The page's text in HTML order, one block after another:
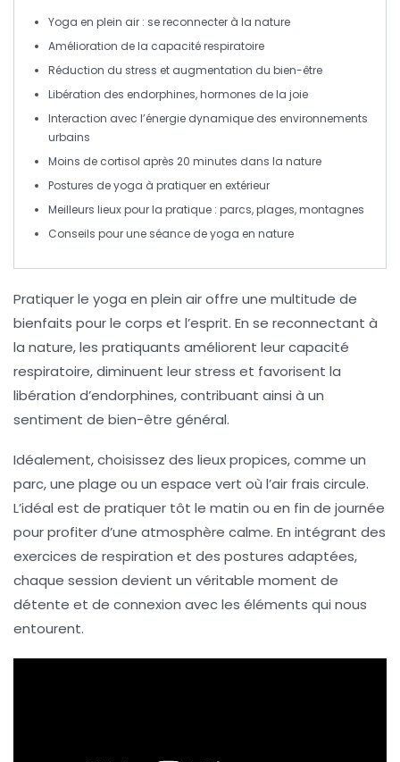
Yoga en plein air : se reconnecter à la nature
Amélioration de la capacité respiratoire
Réduction du stress et augmentation du bien-être
Libération des endorphines, hormones de la joie
Interaction avec l’énergie dynamique des environnements
urbains
Moins de cortisol après 20 minutes dans la nature
Postures de yoga à pratiquer en extérieur
Meilleurs lieuxpour la pratique : parcs, plages, montagnes
Conseils pour une séance de yoga en nature
Pratiquer le yoga en plein airoffre une multitude de
bienfaits pour le corps et l’esprit. En se reconnectant à
la nature, les pratiquants améliorent leurcapacité
respiratoire, diminuent leur stress et favorisent la
libération d’endorphines, contribuant ainsi à un
sentiment de bien-être général.
Idéalement, choisissez des lieux propices, comme un
parc, une plage ou un espace vert où l’air frais circule.
L’idéal est de pratiquer tôt le matin ou en fin de journée
pour profiter d’une atmosphère calme. En intégrant des
exercices de respiration et des postures adaptées,
chaque session devient un véritable moment de
détente et de connexion avec les éléments qui nous
entourent.